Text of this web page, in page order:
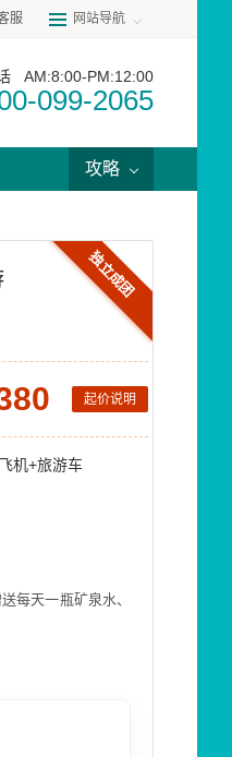
服 网站导航
AM:8:00-PM:12:00
099-2065
攻略
独立成团
起价说明
机+旅游车
每天一瓶矿泉水、